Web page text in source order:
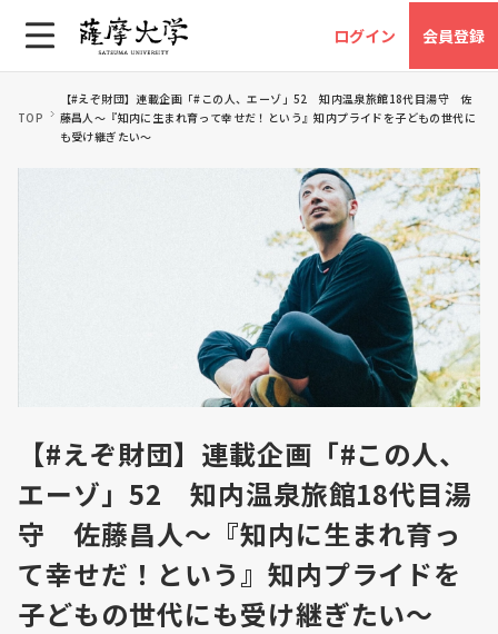
ログイン 会員登録
TOP
【#えぞ財団】連載企画「#この人、エーゾ」52 知内温泉旅館18代目湯守 佐
藤昌人～『知内に生まれ育って幸せだ！という』知内プライドを子どもの世代に
も受け継ぎたい～
【#えぞ財団】連載企画「#この人、
エーゾ」52 知内温泉旅館18代目湯
守 佐藤昌人～『知内に生まれ育っ
て幸せだ！という』知内プライドを
子どもの世代にも受け継ぎたい～